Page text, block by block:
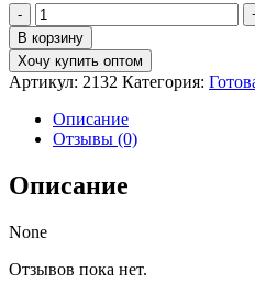
Количество
товара
ВСТ
Консервы
Гуляш
свиной
325г
В корзину
Хочу купить оптом
Артикул: 2132 Категория:
Описание
Отзывы (0)
Описание
None
Отзывов пока нет.